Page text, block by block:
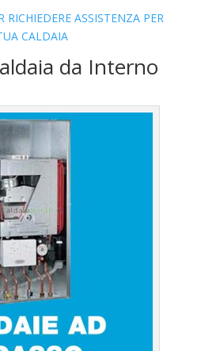
ASSISTENZA PER
CALDAIA
da Interno